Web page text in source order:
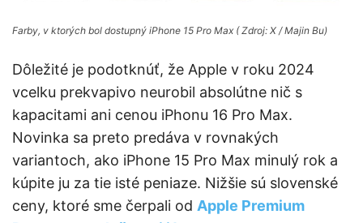
Farby, v ktorých bol dostupný iPhone 15 Pro Max ( Zdroj: X / Majin Bu)
Dôležité je podotknúť, že Apple v roku 2024
vcelku prekvapivo neurobil absolútne nič s
kapacitami ani cenou iPhonu 16 Pro Max.
Novinka sa preto predáva v rovnakých
variantoch, ako iPhone 15 Pro Max minulý rok a
kúpite ju za tie isté peniaze. Nižšie sú slovenské
ceny, ktoré sme čerpali od Apple Premium